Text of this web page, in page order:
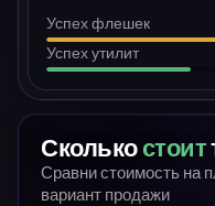
Успех флешек
Успех утилит
Сколькостоит
Сравни стоимость на
вариант продажи